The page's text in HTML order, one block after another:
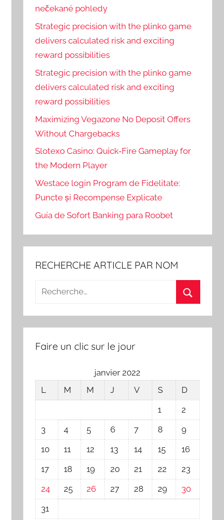
nečekané pohledy
Strategic precision with the plinko game
delivers calculated risk and exciting
reward possibilities
Strategic precision with the plinko game
delivers calculated risk and exciting
reward possibilities
Maximizing Vegazone No Deposit Offers
Without Chargebacks
Slotexo Casino: Quick‑Fire Gameplay for
the Modern Player
Westace login Program de Fidelitate:
Puncte și Recompense Explicate
Guía de Sofort Banking para Roobet
RECHERCHE ARTICLE PAR NOM
Recherche
:
Faire un clic sur le jour
janvier 2022
L
M M J V S
D
1
2
3
4 5 6 7 8
9
10
11 12 13 14 15
16
17
18 19 20 21 22
23
24
25 26 27 28 29
30
31